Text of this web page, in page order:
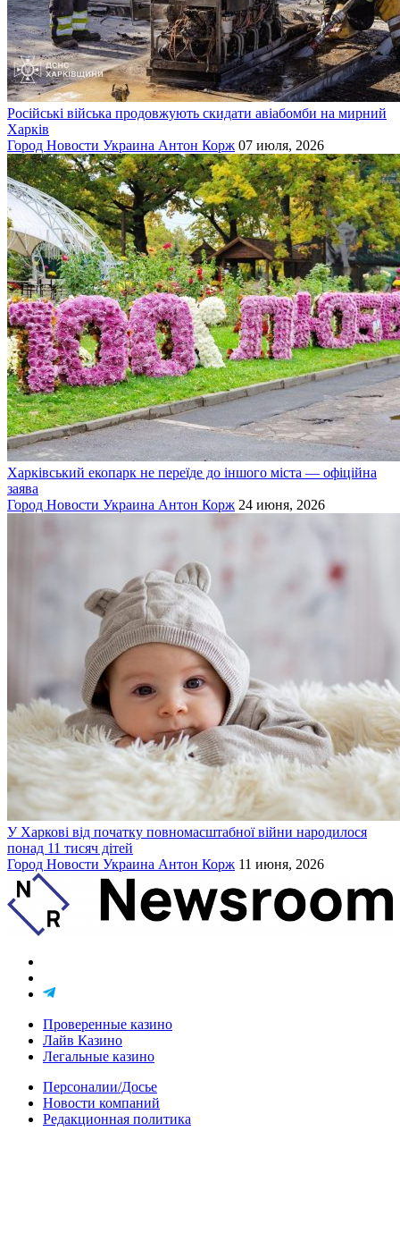
Російські війська продовжують скидати авіабомби на мирний
Харків
Город Новости Украина Антон Корж 07 июля, 2026
Харківський екопарк не переїде до іншого міста — офіційна
заява
Город Новости Украина Антон Корж 24 июня, 2026
У Харкові від початку повномасштабної війни народилося
понад 11 тисяч дітей
Город Новости Украина Антон Корж 11 июня, 2026
Проверенные казино
Лайв Казино
Легальные казино
Персоналии/Досье
Новости компаний
Редакционная политика